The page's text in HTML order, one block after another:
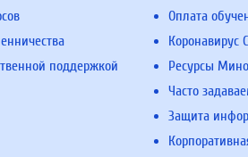
поддержкой
Оплата
Коронавирус
Ресурсы
Часто
Защита